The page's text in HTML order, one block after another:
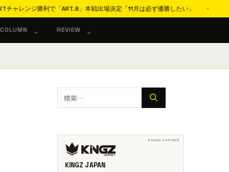
「ART.8」本戦出場決定「11月は必ず優勝したい」 プロ柔術「
COLUMN REVIEW
検
索:
KINGZ JAPAN